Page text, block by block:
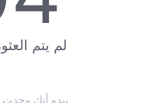
لم يتم
يبدو أنك